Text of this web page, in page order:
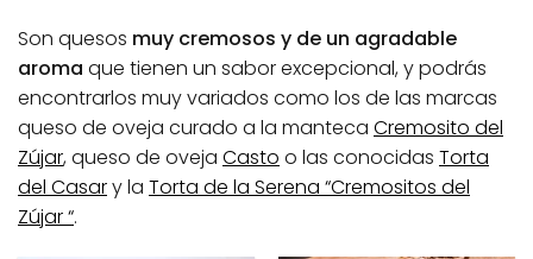
Son quesos muy cremosos y de un agradable
aroma que tienen un sabor excepcional, y podrás
encontrarlos muy variados como los de las marcas
queso de oveja curado a la manteca Cremosito del
Zújar, queso de oveja Casto o las conocidas Torta
del Casary la Torta de la Serena “Cremositos del
Zújar “.